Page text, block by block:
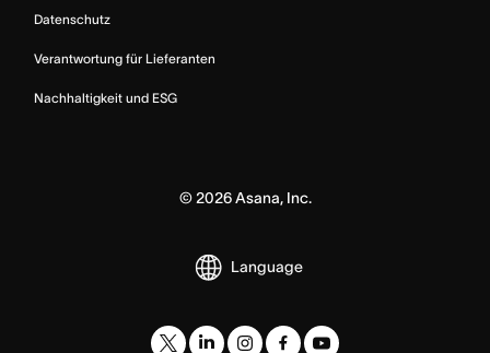
Datenschutz
Verantwortung für Lieferanten
Nachhaltigkeit und ESG
© 2026Asana, Inc.
Language